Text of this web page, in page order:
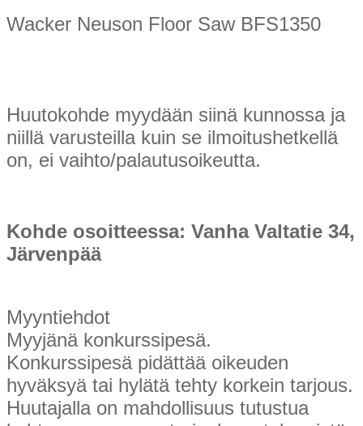
Wacker Neuson Floor Saw BFS1350
Huutokohde myydään siinä kunnossa ja
niillä varusteilla kuin se ilmoitushetkellä
on, ei vaihto/palautusoikeutta.
Kohde osoitteessa: Vanha Valtatie 34,
Järvenpää
Myyntiehdot
Myyjänä konkurssipesä.
Konkurssipesä pidättää oikeuden
hyväksyä tai hylätä tehty korkein tarjous.
Huutajalla on mahdollisuus tutustua